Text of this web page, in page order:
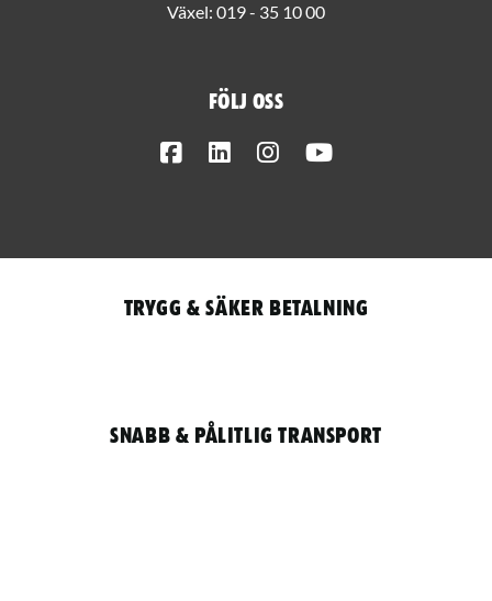
Växel: 019 - 35 10 00
Följ oss
FacebookLinkedInInstagram
Trygg & säker betalning
Snabb & pålitlig transport